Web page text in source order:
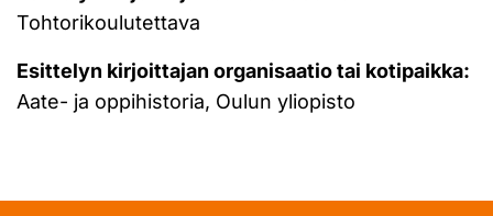
Tohtorikoulutettava
Esittelyn kirjoittajan organisaatio tai kotipaikka:
Aate- ja oppihistoria, Oulun yliopisto